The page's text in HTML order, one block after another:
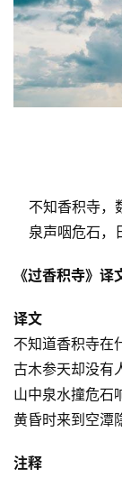
不知香积寺，
泉声咽危石，
《过香积寺》译
译文
不知道香积寺在
古木参天却没有
山中泉水撞危石
黄昏时来到空潭
注释